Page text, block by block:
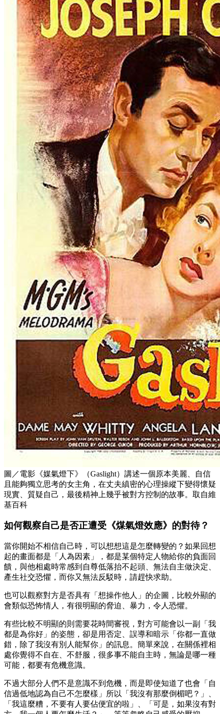
圖／電影《媒氣燈下》（Gaslight）講述一個原本美麗、自信
且能夠獨立思考的女主角，在丈夫縝密的心理操縱下變得懷疑
現實、質疑自己，最後精神上幾乎被對方控制的故事。取自維
基百科
如何觀察自己是否正遭受《煤氣燈效應》的對待？
當你開始不相信自己時，可以想想這是怎麼轉變的？如果回想
起的畫面都是「人為因素」，都是某個特定人物給你的負面回
饋，與他相處時常感到自尊低落抬不起頭、無法自主做決定、
產生社交恐懼，而你又無法反駁時，請趕快求助。
也可以觀察對方是否具有「想操作他人」的企圖，比較外顯的
會類似恐怖情人，有很明顯的脅迫、暴力，令人恐懼。
有些比較不明顯的則需要花時間審視，對方可能會以一副「我
都是為你好」的姿態，卻是用否定、誤導和暗示「你都一直做
錯，除了我沒有別人能幫你」的訊息。簡單來說，在關係裡相
處你覺得不自在、不舒服，很多事不能自主時，無論是哪一種
可能，都要有危機意識。
不過大部分人們不是意識不到危機，而是即使知道了也會「自
信過低地認為自己不怎麼樣」所以「我沒有那麼倒楣吧？」、
「我這麼糟，不要有人要佔便宜的啦」、「可是，如果沒有對